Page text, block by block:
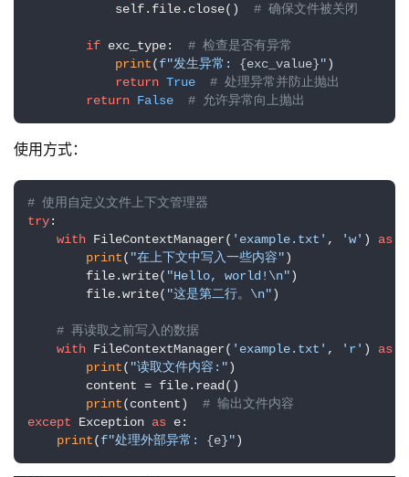
            self.file.close()
# 确保文件被关闭
if exc_type: # 检查是否有异常
print(f"发生异常: {exc_value}")
return True
# 处理异常并防止抛出
return False # 允许异常向上抛出
使用方式：
# 使用自定义文件上下文管理器
try:
with FileContextManager( 'example.txt' , 'w' ) as
print( "在上下文中写入一些内容")
        file.write(
"Hello, world!\n")
        file.write(
"这是第二行。\n")
# 再读取之前写入的数据
with FileContextManager( 'example.txt' , 'r' ) as
print( "读取文件内容:")
        content = file.read()
print(content) # 输出文件内容
except Exception as e:
print(f"处理外部异常: {e}")